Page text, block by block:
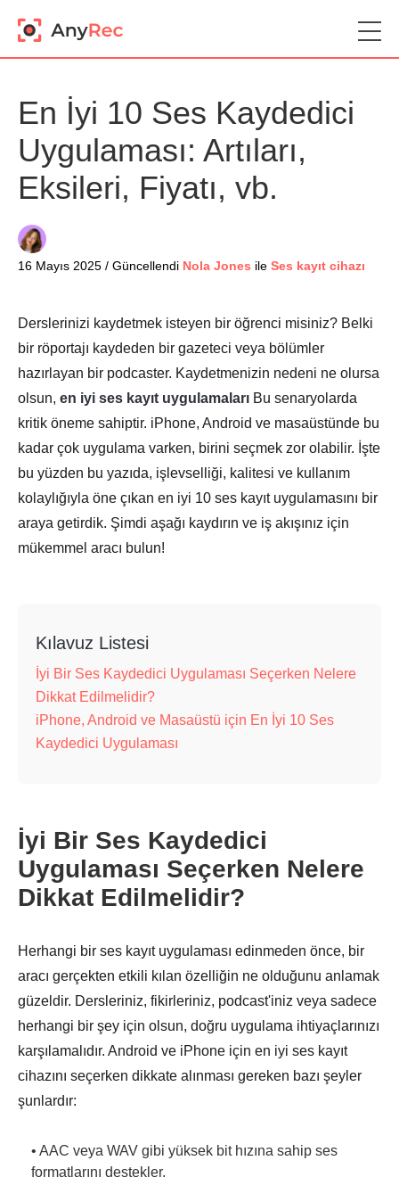
En İyi 10 Ses Kaydedici
Uygulaması: Artıları,
Eksileri, Fiyatı, vb.
16 Mayıs 2025 / Güncellendi Nola Jones ile Ses kayıt cihazı
Derslerinizi kaydetmek isteyen bir öğrenci misiniz? Belki
bir röportajı kaydeden bir gazeteci veya bölümler
hazırlayan bir podcaster. Kaydetmenizin nedeni ne olursa
olsun, en iyi ses kayıt uygulamaları Bu senaryolarda
kritik öneme sahiptir. iPhone, Android ve masaüstünde bu
kadar çok uygulama varken, birini seçmek zor olabilir. İşte
bu yüzden bu yazıda, işlevselliği, kalitesi ve kullanım
kolaylığıyla öne çıkan en iyi 10 ses kayıt uygulamasını bir
araya getirdik. Şimdi aşağı kaydırın ve iş akışınız için
mükemmel aracı bulun!
Kılavuz Listesi
İyi Bir Ses Kaydedici Uygulaması Seçerken Nelere
Dikkat Edilmelidir?
iPhone, Android ve Masaüstü için En İyi 10 Ses
Kaydedici Uygulaması
İyi Bir Ses Kaydedici
Uygulaması Seçerken Nelere
Dikkat Edilmelidir?
Herhangi bir ses kayıt uygulaması edinmeden önce, bir
aracı gerçekten etkili kılan özelliğin ne olduğunu anlamak
güzeldir. Dersleriniz, fikirleriniz, podcast'iniz veya sadece
herhangi bir şey için olsun, doğru uygulama ihtiyaçlarınızı
karşılamalıdır. Android ve iPhone için en iyi ses kayıt
cihazını seçerken dikkate alınması gereken bazı şeyler
şunlardır:
• AAC veya WAV gibi yüksek bit hızına sahip ses
formatlarını destekler.